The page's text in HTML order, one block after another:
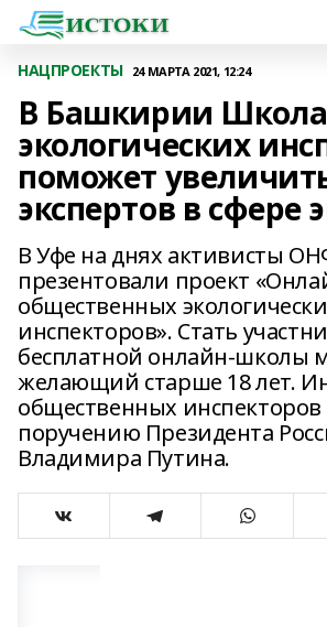
НАЦПРОЕКТЫ 24 МАРТА 2021, 12:24
В Башкирии Школа
экологических
поможет
экспертов в сфере
В Уфе на днях активисты
презентовали проект
общественных
инспекторов». Стать
бесплатной онлайн-школы
желающий старше 18 лет.
общественных инспекторов
поручению Президента
Владимира Путина.